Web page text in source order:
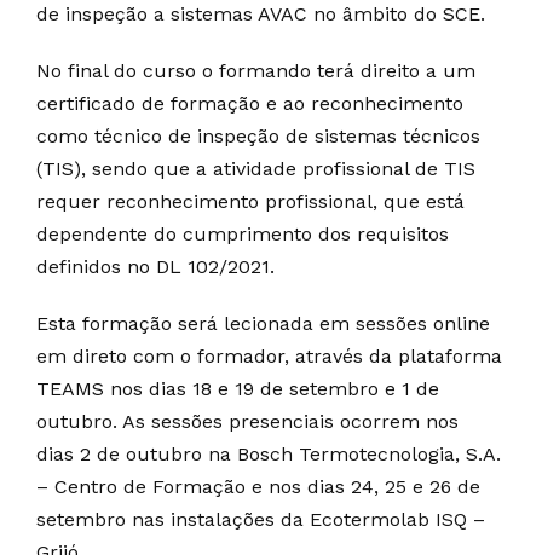
de inspeção a sistemas AVAC no âmbito do SCE.
No final do curso o formando terá direito a um
certificado de formação e ao reconhecimento
como técnico de inspeção de sistemas técnicos
(TIS), sendo que a atividade profissional de TIS
requer reconhecimento profissional, que está
dependente do cumprimento dos requisitos
definidos no DL 102/2021.
Esta formação será lecionada em sessões online
em direto com o formador, através da plataforma
TEAMS nos dias 18 e 19 de setembro e 1 de
outubro. As sessões presenciais ocorrem nos
dias 2 de outubro na Bosch Termotecnologia, S.A.
– Centro de Formação e nos dias 24, 25 e 26 de
setembro nas instalações da Ecotermolab ISQ –